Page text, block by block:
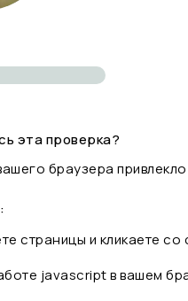
эта проверка?
браузера
страницы и кликаете
javascript в вашем